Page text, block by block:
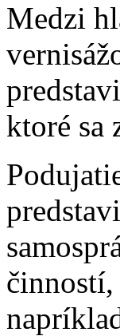
Medzi
ktoré sa